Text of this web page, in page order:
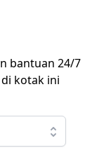
bantuan 24/7
kotak ini